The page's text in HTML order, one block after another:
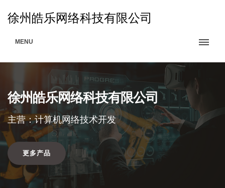
徐州皓乐网络科技有限公司
MENU
徐州皓乐网络科技有限公司
主营：计算机网络技术开发
更多产品